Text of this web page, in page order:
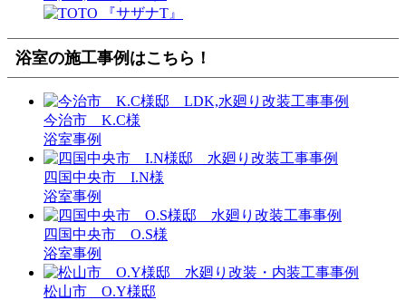
浴室の施工事例はこちら！
今治市 K.C様
浴室事例
四国中央市 I.N様
浴室事例
四国中央市 O.S様
浴室事例
松山市 O.Y様邸